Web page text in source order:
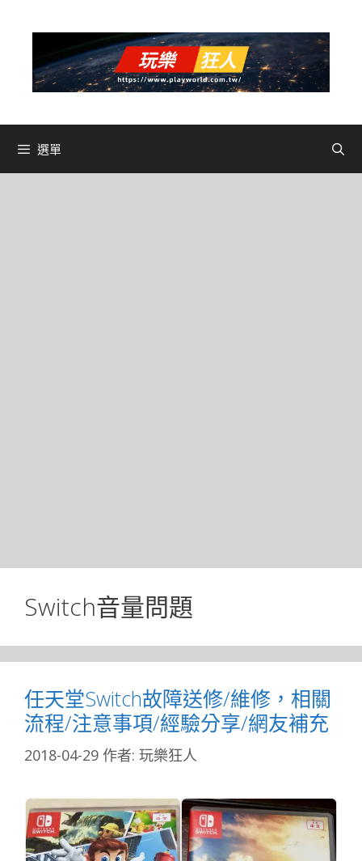
選單
Switch音量問題
任天堂Switch故障送修/維修，相關
流程/注意事項/經驗分享/網友補充
2018-04-29 作者: 玩樂狂人